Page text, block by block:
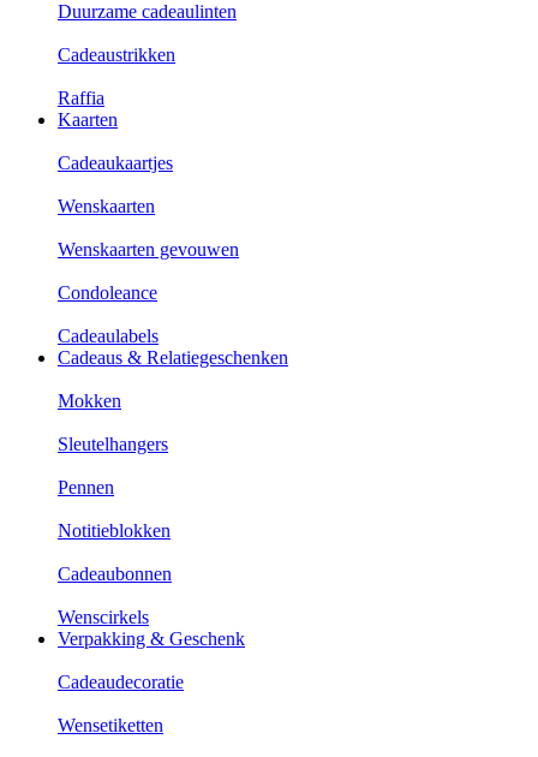
Duurzame cadeaulinten
Cadeaustrikken
Raffia
Kaarten
Cadeaukaartjes
Wenskaarten
Wenskaarten gevouwen
Condoleance
Cadeaulabels
Cadeaus & Relatiegeschenken
Mokken
Sleutelhangers
Pennen
Notitieblokken
Cadeaubonnen
Wenscirkels
Verpakking & Geschenk
Cadeaudecoratie
Wensetiketten